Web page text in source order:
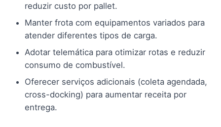
reduzir custo por pallet.
Manter frota com equipamentos variados para
atender diferentes tipos de carga.
Adotar telemática para otimizar rotas e reduzir
consumo de combustível.
Oferecer serviços adicionais (coleta agendada,
cross-docking) para aumentar receita por
entrega.